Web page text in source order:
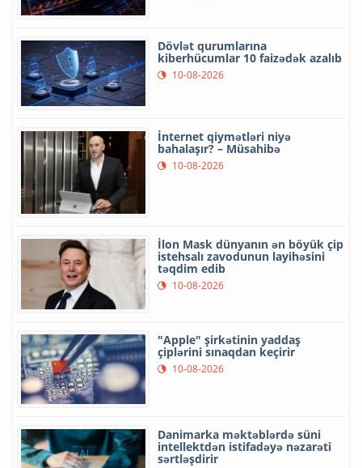
Dövlət qurumlarına
kiberhücumlar 10 faizədək azalıb
10-08-2026
İnternet qiymətləri niyə
bahalaşır? – Müsahibə
10-08-2026
İlon Mask dünyanın ən böyük çip
istehsalı zavodunun layihəsini
təqdim edib
10-08-2026
"Apple" şirkətinin yaddaş
çiplərini sınaqdan keçirir
10-08-2026
Danimarka məktəblərdə süni
intellektdən istifadəyə nəzarəti
sərtləşdirir